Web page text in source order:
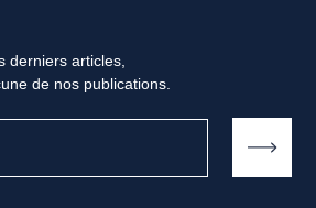
derniers articles,
de nos publications.